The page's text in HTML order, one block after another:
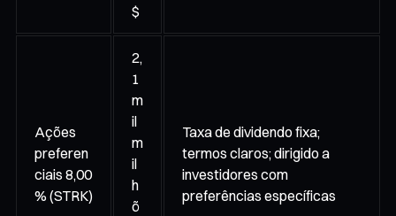
$
Ações
preferen
ciais 8,00
% (STRK)
2,
1
m
il
m
il
h
õ
Taxa de dividendo fixa;
termos claros; dirigido a
investidores com
preferências específicas